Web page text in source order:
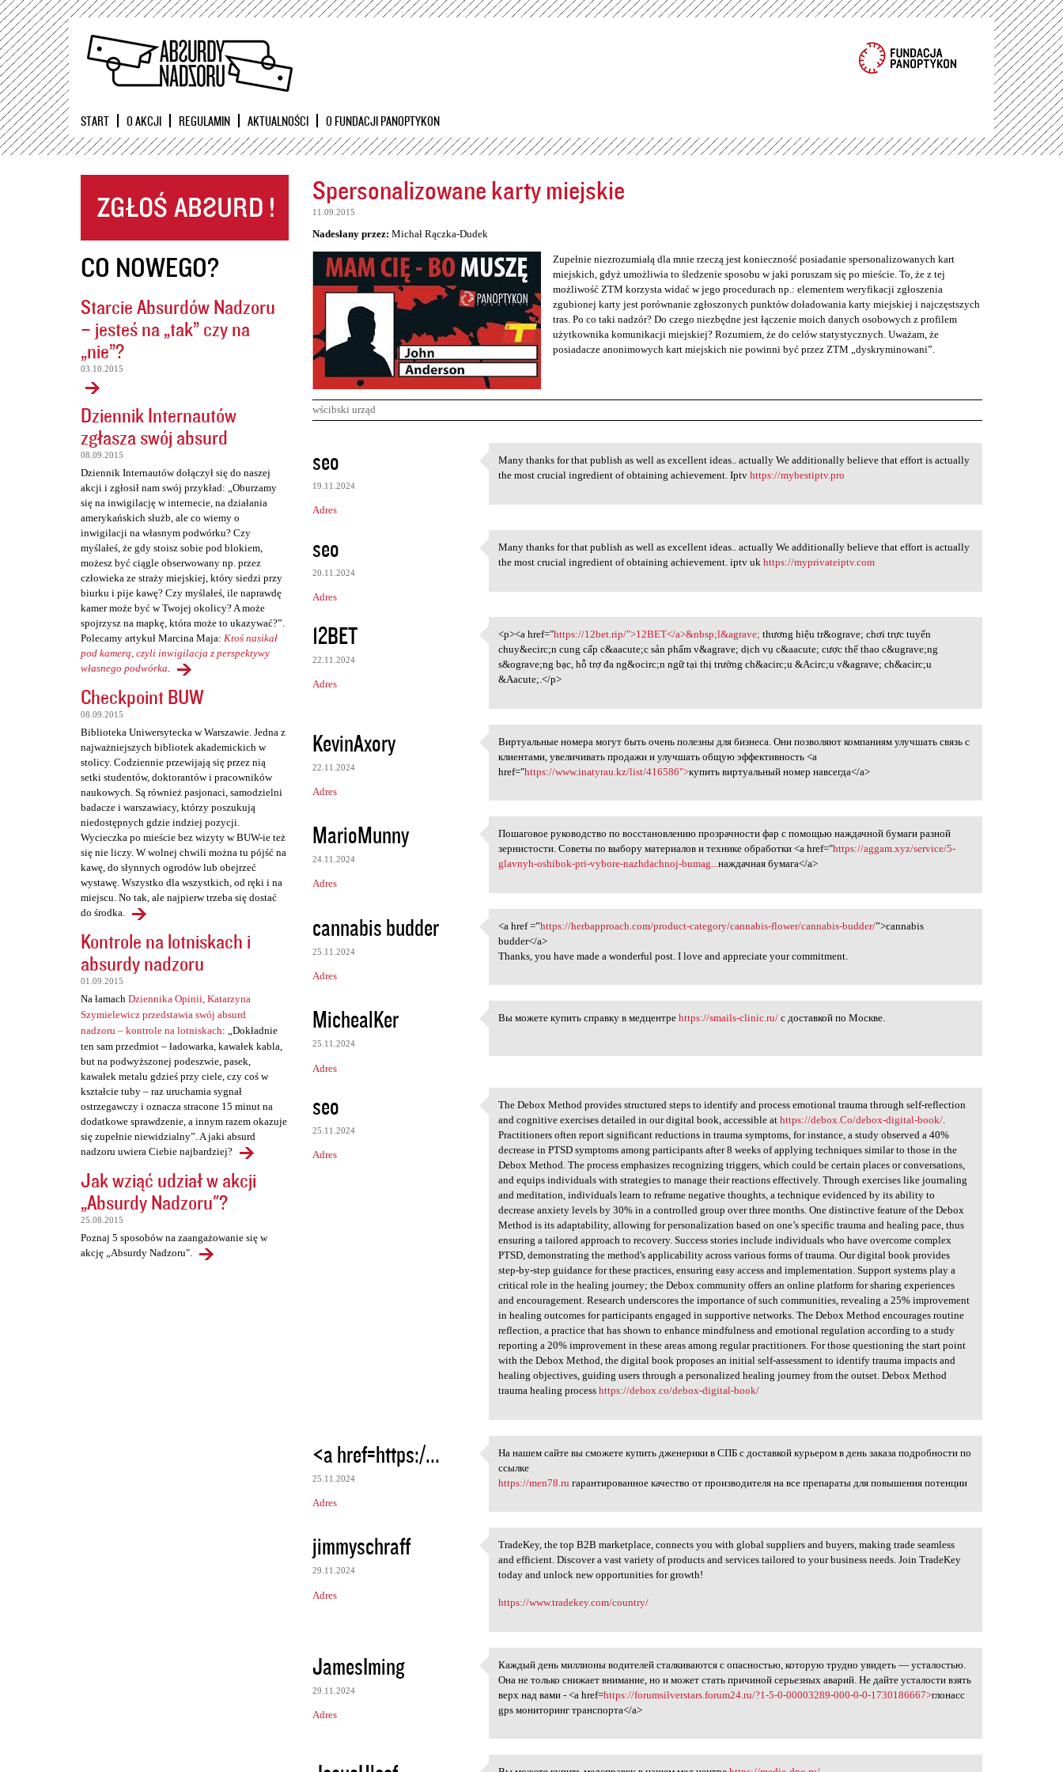
Przejdź
START O AKCJI REGULAMIN AKTUALNOŚCI O FUNDACJI PANOPTYKON
CO NOWEGO?
Starcie Absurdów Nadzoru
– jesteś na „tak” czy na
„nie”?
03.10.2015
Dziennik Internautów
zgłasza swój absurd
08.09.2015
Dziennik Internautów dołączył się do naszej
akcji i zgłosił nam swój przykład: „Oburzamy
się na inwigilację w internecie, na działania
amerykańskich służb, ale co wiemy o
inwigilacji na własnym podwórku? Czy
myślałeś, że gdy stoisz sobie pod blokiem,
możesz być ciągle obserwowany np. przez
człowieka ze straży miejskiej, który siedzi przy
biurku i pije kawę? Czy myślałeś, ile naprawdę
kamer może być w Twojej okolicy? A może
spojrzysz na mapkę, która może to ukazywać?”.
Polecamy artykuł Marcina Maja: Ktoś nasikał
pod kamerą, czyli inwigilacja z perspektywy
własnego podwórka.
Checkpoint BUW
08.09.2015
Biblioteka Uniwersytecka w Warszawie. Jedna z
najważniejszych bibliotek akademickich w
stolicy. Codziennie przewijają się przez nią
setki studentów, doktorantów i pracowników
naukowych. Są również pasjonaci, samodzielni
badacze i warszawiacy, którzy poszukują
niedostępnych gdzie indziej pozycji.
Wycieczka po mieście bez wizyty w BUW-ie też
się nie liczy. W wolnej chwili można tu pójść na
kawę, do słynnych ogrodów lub obejrzeć
wystawę. Wszystko dla wszystkich, od ręki i na
miejscu. No tak, ale najpierw trzeba się dostać
do środka.
Kontrole na lotniskach i
absurdy nadzoru
01.09.2015
Na łamach Dziennika Opinii, Katarzyna
Szymielewicz przedstawia swój absurd
nadzoru – kontrole na lotniskach: „Dokładnie
ten sam przedmiot – ładowarka, kawałek kabla,
but na podwyższonej podeszwie, pasek,
kawałek metalu gdzieś przy ciele, czy coś w
kształcie tuby – raz uruchamia sygnał
ostrzegawczy i oznacza stracone 15 minut na
dodatkowe sprawdzenie, a innym razem okazuje
się zupełnie niewidzialny”. A jaki absurd
nadzoru uwiera Ciebie najbardziej?
Jak wziąć udział w akcji
„Absurdy Nadzoru"?
25.08.2015
Poznaj 5 sposobów na zaangażowanie się w
akcję „Absurdy Nadzoru".
Spersonalizowane karty miejskie
11.09.2015
Nadesłany przez: Michał Rączka-Dudek
Zupełnie niezrozumiałą dla mnie rzeczą jest konieczność posiadanie spersonalizowanych kart
miejskich, gdyż umożliwia to śledzenie sposobu w jaki poruszam się po mieście. To, że z tej
możliwość ZTM korzysta widać w jego procedurach np.: elementem weryfikacji zgłoszenia
zgubionej karty jest porównanie zgłoszonych punktów doładowania karty miejskiej i najczęstszych
tras. Po co taki nadzór? Do czego niezbędne jest łączenie moich danych osobowych z profilem
użytkownika komunikacji miejskiej? Rozumiem, że do celów statystycznych. Uważam, że
posiadacze anonimowych kart miejskich nie powinni być przez ZTM „dyskryminowani”.
wścibski urząd
K
o
m
e
n
t
r
z
e
seo
19.11.2024
Adres
Many thanks for that publish
Many thanks for that publish as well as excellent ideas.. actually We additionally believe that effort is actually
the most crucial ingredient of obtaining achievement. Iptvhttps://mybestiptv.pro
seo
20.11.2024
Adres
Many thanks for that publish
Many thanks for that publish as well as excellent ideas.. actually We additionally believe that effort is actually
the most crucial ingredient of obtaining achievement. iptv ukhttps://myprivateiptv.com
12BET
22.11.2024
Adres
<p><a href="https://12bet.rip
<p><a href="https://12bet.rip/">12BET</a>&nbsp;l&agrave; thương hiệu tr&ograve; chơi trực tuyến
chuy&ecirc;n cung cấp c&aacute;c sản phẩm v&agrave; dịch vụ c&aacute; cược thể thao c&ugrave;ng
s&ograve;ng bạc, hỗ trợ đa ng&ocirc;n ngữ tại thị trường ch&acirc;u &Acirc;u v&agrave; ch&acirc;u
&Aacute;.</p>
KevinAxory
22.11.2024
Adres
Виртуальные номера могут быть
Виртуальные номера могут быть очень полезны для бизнеса. Они позволяют компаниям улучшать связь с
клиентами, увеличивать продажи и улучшать общую эффективность <a
href="https://www.inatyrau.kz/list/416586">купить виртуальный номер навсегда</a>
MarioMunny
24.11.2024
Adres
Пошаговое руководство по
Пошаговое руководство по восстановлению прозрачности фар с помощью наждачной бумаги разной
зернистости. Советы по выбору материалов и технике обработки <a href="https://aggam.xyz/service/5-
glavnyh-oshibok-pri-vybore-nazhdachnoj-bumag...наждачная бумага</a>
cannabis budder
25.11.2024
Adres
<a href =”https:/
<a href =”https://herbapproach.com/product-category/cannabis-flower/cannabis-budder/”>cannabis
budder</a>
Thanks, you have made a wonderful post. I love and appreciate your commitment.
MichealKer
25.11.2024
Adres
Вы можете купить справку в
Вы можете купить справку в медцентреhttps://smails-clinic.ru/ с доставкой по Москве.
seo
25.11.2024
Adres
The Debox Method provides
The Debox Method provides structured steps to identify and process emotional trauma through self-reflection
and cognitive exercises detailed in our digital book, accessible athttps://debox.Co/debox-digital-book/.
Practitioners often report significant reductions in trauma symptoms, for instance, a study observed a 40%
decrease in PTSD symptoms among participants after 8 weeks of applying techniques similar to those in the
Debox Method. The process emphasizes recognizing triggers, which could be certain places or conversations,
and equips individuals with strategies to manage their reactions effectively. Through exercises like journaling
and meditation, individuals learn to reframe negative thoughts, a technique evidenced by its ability to
decrease anxiety levels by 30% in a controlled group over three months. One distinctive feature of the Debox
Method is its adaptability, allowing for personalization based on one’s specific trauma and healing pace, thus
ensuring a tailored approach to recovery. Success stories include individuals who have overcome complex
PTSD, demonstrating the method's applicability across various forms of trauma. Our digital book provides
step-by-step guidance for these practices, ensuring easy access and implementation. Support systems play a
critical role in the healing journey; the Debox community offers an online platform for sharing experiences
and encouragement. Research underscores the importance of such communities, revealing a 25% improvement
in healing outcomes for participants engaged in supportive networks. The Debox Method encourages routine
reflection, a practice that has shown to enhance mindfulness and emotional regulation according to a study
reporting a 20% improvement in these areas among regular practitioners. For those questioning the start point
with the Debox Method, the digital book proposes an initial self-assessment to identify trauma impacts and
healing objectives, guiding users through a personalized healing journey from the outset. Debox Method
trauma healing processhttps://debox.co/debox-digital-book/
<a href=https:/...
25.11.2024
Adres
На нашем сайте вы сможете
На нашем сайте вы сможете купить дженерики в СПБ с доставкой курьером в день заказа подробности по
ссылке
https://men78.ru гарантированное качество от производителя на все препараты для повышения потенции
jimmyschraff
29.11.2024
Adres
TradeKey, the top B2B
TradeKey, the top B2B marketplace, connects you with global suppliers and buyers, making trade seamless
and efficient. Discover a vast variety of products and services tailored to your business needs. Join TradeKey
today and unlock new opportunities for growth!
https://www.tradekey.com/country/
JamesIming
29.11.2024
Adres
Каждый день миллионы
Каждый день миллионы водителей сталкиваются с опасностью, которую трудно увидеть — усталостью.
Она не только снижает внимание, но и может стать причиной серьезных аварий. Не дайте усталости взять
верх над вами - <a href=https://forumsilverstars.forum24.ru/?1-5-0-00003289-000-0-0-1730186667>глонасс
gps мониторинг транспорта</a>